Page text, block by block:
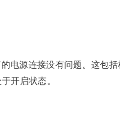
电源连接没有问题。这包
开启状态。